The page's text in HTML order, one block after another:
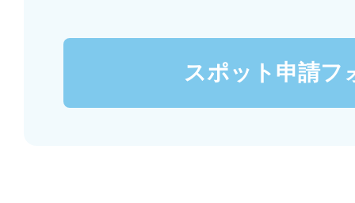
スポット申請フ